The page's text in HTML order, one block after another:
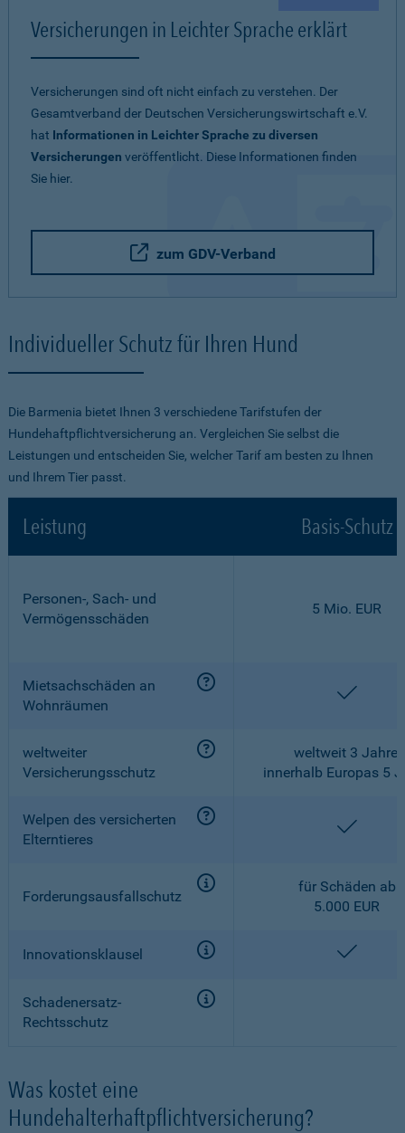
Versicherungen in Leichter Sprache erklärt
Versicherungen sind oft nicht einfach zu verstehen. Der
Gesamtverband der Deutschen Versicherungswirtschaft e.V.
hat Informationen in Leichter Sprache zu diversen
Versicherungen veröffentlicht. Diese Informationen finden
Sie hier.
zum GDV-Verband
Individueller Schutz für Ihren Hund
Die Barmenia bietet Ihnen 3 verschiedene Tarifstufen der
Hundehaftpflichtversicherung an. Vergleichen Sie selbst die
Leistungen und entscheiden Sie, welcher Tarif am besten zu Ihnen
und Ihrem Tier passt.
Leistung Basis-Schutz
Personen-, Sach- und
Vermögensschäden
5 Mio. EUR
Mietsachschäden an
Wohnräumen
weltweiter
Versicherungsschutz
weltweit 3 Jahre,
innerhalb Europas 5
Welpen des versicherten
Elterntieres
Forderungsausfallschutz
für Schäden ab
5.000 EUR
Innovationsklausel
Schadenersatz-
Rechtsschutz
Was kostet eine
Hundehalterhaftpflichtversicherung?